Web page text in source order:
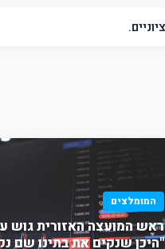
המומלצים
ראש המועצה האזורית גוש
"היכן שנקים את בתינו שם